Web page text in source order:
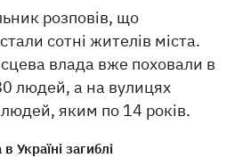
розповів, що
сотні жителів міста.
влада вже поховали в
людей, а на вулицях
яким по 14 років.
в Україні загиблі